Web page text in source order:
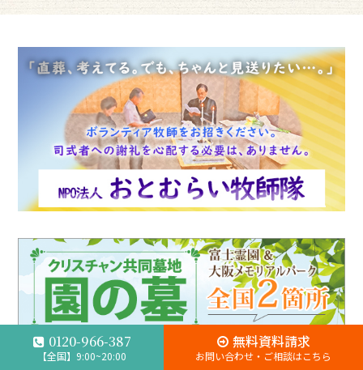
0120-966-387
【全国】9:00~20:00
無料資料請求
お問い合わせ・ご相談はこちら